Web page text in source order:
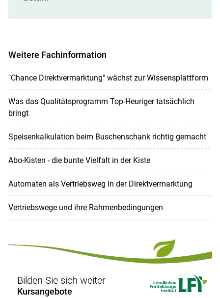
Weitere Fachinformation
"Chance Direktvermarktung" wächst zur Wissensplattform
Was das Qualitätsprogramm Top-Heuriger tatsächlich
bringt
Speisenkalkulation beim Buschenschank richtig gemacht
Abo-Kisten - die bunte Vielfalt in der Kiste
Automaten als Vertriebsweg in der Direktvermarktung
Vertriebswege und ihre Rahmenbedingungen
Bilden Sie sich weiter
Kursangebote